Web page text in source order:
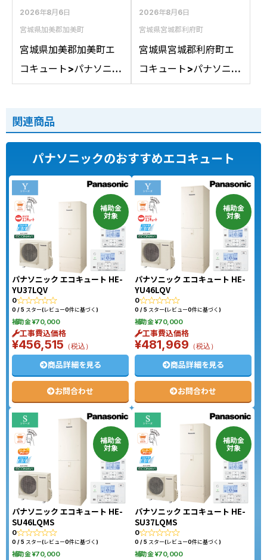
への交換
2026年8月6日
宮城県加美郡加美町
宮城県加美郡加美町エ
コキュート>パナソニッ
ク交換工事施工事例：
からパナソニックHE-
LS46LQSへの交換
2026年8月6日
宮城県宮城郡利府町
宮城県宮城郡利府町エ
コキュート>パナソニッ
ク交換工事施工事例：
ックHE-S37LQSへの交
換
関連商品
パナソニックのおすすめエコキュート
補助金
対象
パナソニック エコキュート HE-
YU37LQV
0
0 / 5 スター(レビュー0件に基づく)
補助金 ¥70,000
工事費込価格
¥456,515 （税込）
商品詳細を見る
お問合わせ
補助金
対象
パナソニック エコキュート HE-
YU46LQV
0
0 / 5 スター(レビュー0件に基づく)
補助金 ¥70,000
工事費込価格
¥481,969 （税込）
商品詳細を見る
お問合わせ
補助金
対象
パナソニック エコキュート HE-
SU46LQMS
0
0 / 5 スター(レビュー0件に基づく)
補助金 ¥70,000
補助金
対象
パナソニック エコキュート HE-
SU37LQMS
0
0 / 5 スター(レビュー0件に基づく)
補助金 ¥70,000